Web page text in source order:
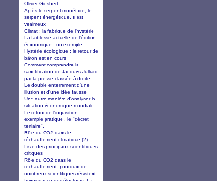
Olivier Giesbert
Après le serpent monétaire, le
serpent énergétique. Il est
venimeux
Climat : la fabrique de l'hystérie
La faiblesse actuelle de l'édition
économique : un exemple.
Hystérie écologique : le retour de
bâton est en cours
Comment comprendre la
sanctification de Jacques Julliard
par la presse classée à droite
Le double enterrement d'une
illusion et d'une idée fausse
Une autre manière d'analyser la
situation économique mondiale
Le retour de l'inquisition :
exemple pratique , le "décret
tertiaire".
Rôle du CO2 dans le
réchauffement climatique (2).
Liste des principaux scientifiques
critiques
Rôle du CO2 dans le
réchauffement :pourquoi de
nombreux scientifiques résistent